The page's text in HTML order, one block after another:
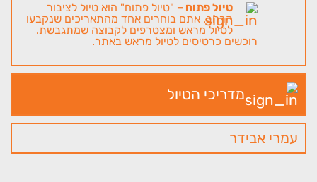
טיול פתוח – "טיול פתוח" הוא טיול לציבור
הרחב. אתם בוחרים אחד מהתאריכים שנקבעו
לטיול מראש ומצטרפים לקבוצה שמתגבשת.
רוכשים כרטיסים לטיול מראש באתר.
מדריכי הטיול
עמרי אבידר